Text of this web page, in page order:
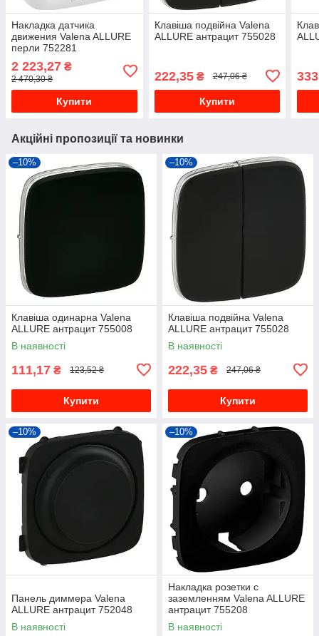
Накладка датчика
движения Valena ALLURE
перли 752281
2 223,27 ₴
2 470,30 ₴
Купити
Клавіша подвійна Valena
ALLURE антрацит 755028
222,35₴ 247,06 ₴
Купити
Акційні пропозиції та новинки
–10%
Клавіша одинарна Valena
ALLURE антрацит 755008
В наявності
111,17 ₴ 123,52 ₴
Купити
–10%
Клавіша подвійна Valena
ALLURE антрацит 755028
В наявності
222,35 ₴ 247,06 ₴
Купити
–10%
Панель диммера Valena
ALLURE антрацит 752048
В наявності
–10%
Накладка розетки с
заземленням Valena ALLURE
антрацит 755208
В наявності